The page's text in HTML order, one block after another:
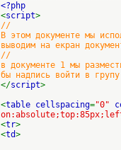
<?php
<script>
//
В этом документе мы
выводим на екран
//
в документе 1 мы
бы надпись войти в
</script>
<table cellspacing="0"
<tr>
<td>